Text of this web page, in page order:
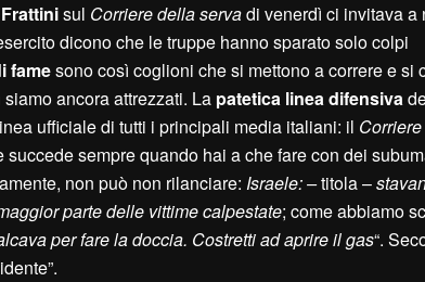
sul Corriere della servadi venerdì ci invitava a
dicono che le truppe hanno sparato solo colpi
famesono così coglioni che si mettono a correre e si
ancora attrezzati. La patetica linea difensiva
ufficiale di tutti i principali media italiani: il
succede sempre quando hai a che fare con dei
non può non rilanciare: Israele: –titola –
parte delle vittime calpestate; come abbiamo
per fare la doccia. Costretti ad aprire il gas“.